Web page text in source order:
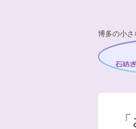
博多の小さ